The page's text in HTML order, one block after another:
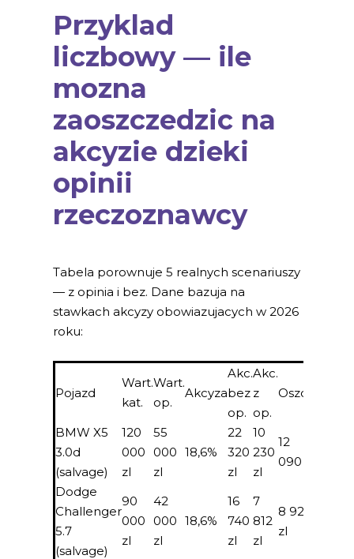
Przyklad
liczbowy — ile
mozna
zaoszczedzic na
akcyzie dzieki
opinii
rzeczoznawcy
Tabela porownuje 5 realnych scenariuszy
— z opinia i bez. Dane bazuja na
stawkach akcyzy obowiazujacych w 2026
roku:
Pojazd
Wart.
kat.
Wart.
op.
Akcyza
Akc.
bez
op.
Akc.
z
op.
Oszcz.
BMW X5
3.0d
(salvage)
120
000
zl
55
000
zl
18,6%
22
320
zl
10
230
zl
12
090 zl
Dodge
Challenger
5.7
(salvage)
90
000
zl
42
000
zl
18,6%
16
740
zl
7
812
zl
8 928
zl